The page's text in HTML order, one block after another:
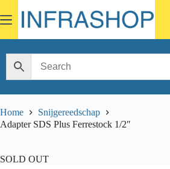
to
content
Home
Snijgereedschap
Adapter SDS Plus Ferrestock 1/2″
SOLD OUT